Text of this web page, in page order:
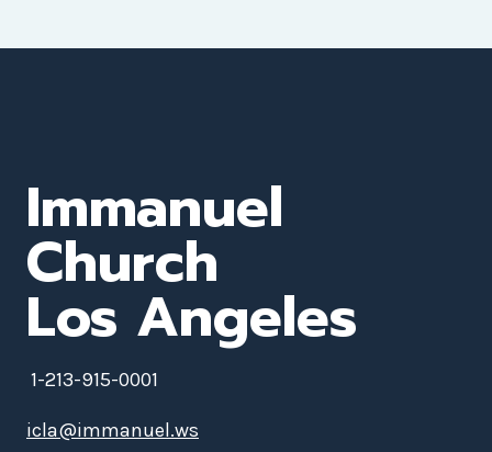
Immanuel
Church
Los Angeles
1-213-915-0001
icla@immanuel.ws